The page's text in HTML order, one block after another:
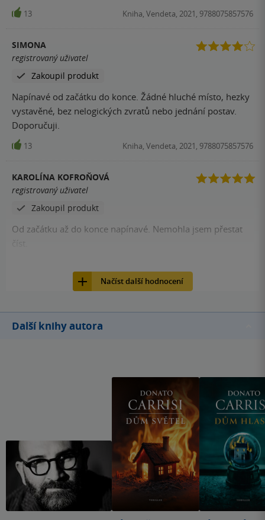
13 Kniha, Vendeta, 2021, 9788075857576
SIMONA
registrovaný uživatel
Zakoupil produkt
Napínavé od začátku do konce. Žádné hluché místo, hezky
vystavěné, bez nelogických zvratů nebo jednání postav.
Doporučuji.
13 Kniha, Vendeta, 2021, 9788075857576
KAROLÍNA KOFROŇOVÁ
registrovaný uživatel
Zakoupil produkt
Od začátku až do konce napínavé. Nemohla jsem přestat
Načíst další hodnocení
Další knihy autora